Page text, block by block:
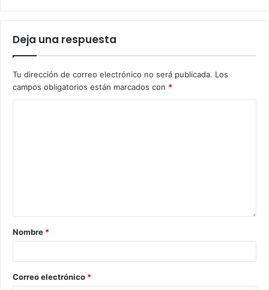
Deja una respuesta
Tu dirección de correo electrónico no será publicada. Los
campos obligatorios están marcados con *
Nombre *
Correo electrónico *